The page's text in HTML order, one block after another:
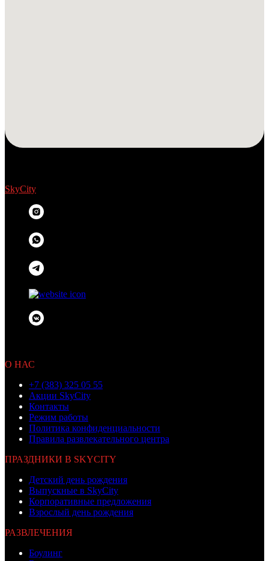
SkyCity
О НАС
+7 (383) 325 05 55
Акции SkyCity
Контакты
Режим работы
Политика конфиденциальности
Правила развлекательного центра
ПРАЗДНИКИ В SKYCITY
Детский день рождения
Выпускные в SkyCity
Корпоративные предложения
Взрослый день рождения
РАЗВЛЕЧЕНИЯ
Боулинг